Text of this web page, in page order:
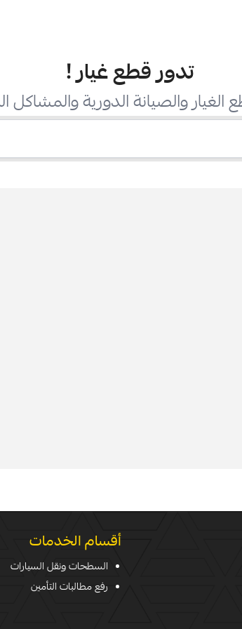
تدور قطع غيار!
والصيانة الدورية والمشاكل
أقسام الخدمات
السطحات ونقل السيارات
رفع مطالبات التأمين